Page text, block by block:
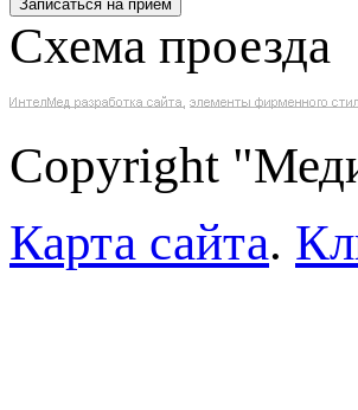
Схема проезда
Copyright
Карта сайта.